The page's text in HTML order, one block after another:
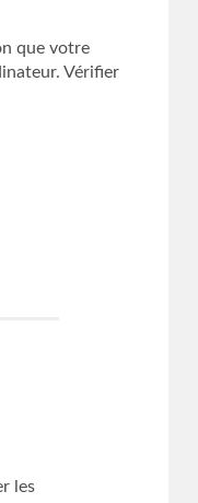
que votre
Vérifier
les